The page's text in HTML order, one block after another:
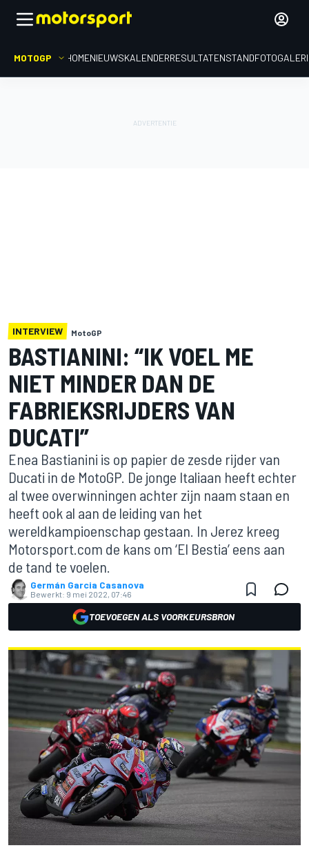
MOTOGP HOMENIEUWSKALENDERRESULTATENSTAND
INTERVIEW MotoGP
BASTIANINI: “IK VOEL ME
NIET MINDER DAN DE
FABRIEKSRIJDERS VAN
DUCATI”
Enea Bastianini is op papier de zesde rijder van
Ducati in de MotoGP. De jonge Italiaan heeft echter
al twee overwinningen achter zijn naam staan en
heeft ook al aan de leiding van het
wereldkampioenschap gestaan. In Jerez kreeg
Motorsport.com de kans om ‘El Bestia’ eens aan
de tand te voelen.
Germán Garcia Casanova
Bewerkt: 9 mei 2022, 07:46
TOEVOEGEN ALS VOORKEURSBRON